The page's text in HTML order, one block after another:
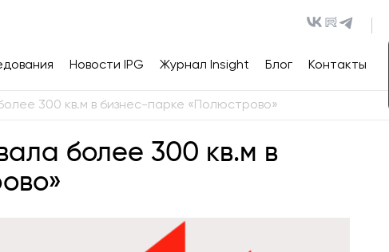
Новости IPG Журнал Insight Блог Контакты
300 кв.м в бизнес-парке «Полюстрово»
более 300 кв.м в